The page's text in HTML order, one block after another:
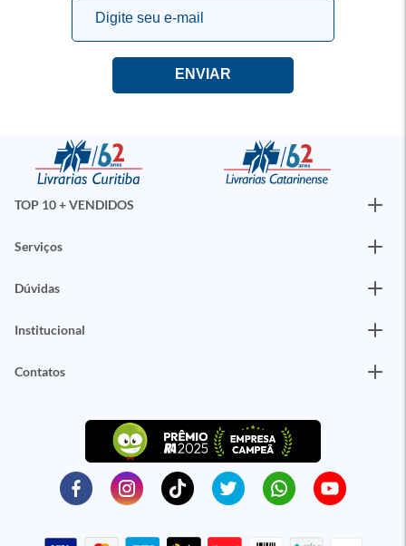
TOP 10 + VENDIDOS
Serviços
Dúvidas
Institucional
Contatos